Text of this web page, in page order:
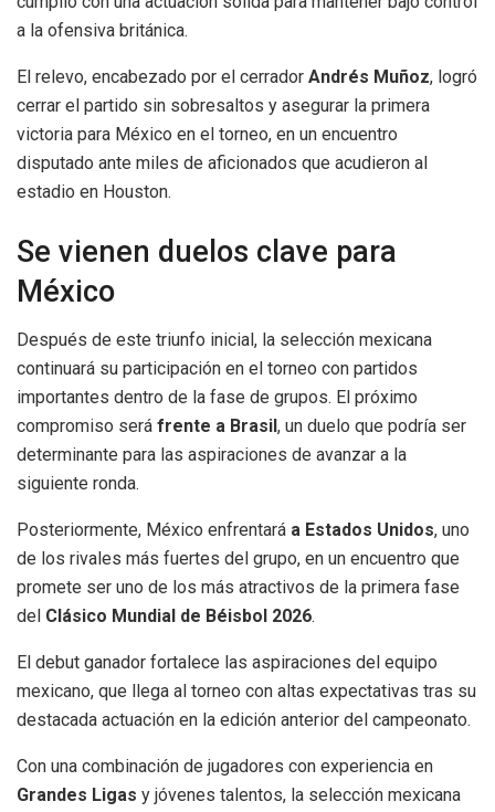
a la ofensiva británica.
El relevo, encabezado por el cerrador Andrés Muñoz, logró
cerrar el partido sin sobresaltos y asegurar la primera
victoria para México en el torneo, en un encuentro
disputado ante miles de aficionados que acudieron al
estadio en Houston.
Se vienen duelos clave para
México
Después de este triunfo inicial, la selección mexicana
continuará su participación en el torneo con partidos
importantes dentro de la fase de grupos. El próximo
compromiso será frente a Brasil , un duelo que podría ser
determinante para las aspiraciones de avanzar a la
siguiente ronda.
Posteriormente, México enfrentará a Estados Unidos, uno
de los rivales más fuertes del grupo, en un encuentro que
promete ser uno de los más atractivos de la primera fase
del Clásico Mundial de Béisbol 2026.
El debut ganador fortalece las aspiraciones del equipo
mexicano, que llega al torneo con altas expectativas tras su
destacada actuación en la edición anterior del campeonato.
Con una combinación de jugadores con experiencia en
Grandes Ligas y jóvenes talentos, la selección mexicana